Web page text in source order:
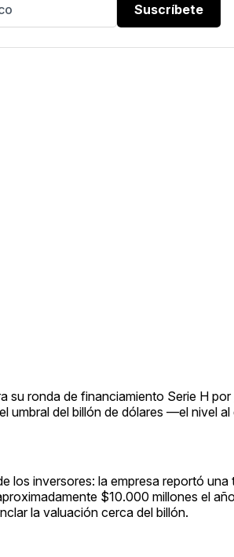
Suscríbete
su ronda de financiamiento Serie H por
umbral del billón de dólares —el nivel
los inversores: la empresa reportó
$10.000 millones el
la valuación cerca del billón.